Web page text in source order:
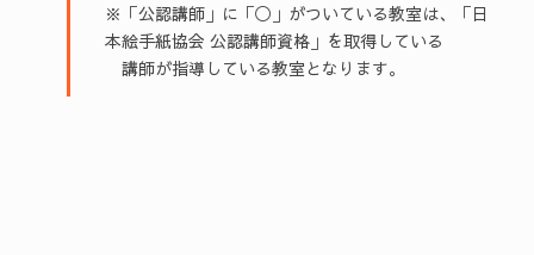
※「公認講師」に「◯」がついている教室は、「日
本絵手紙協会 公認講師資格」を取得している
講師が指導している教室となります。